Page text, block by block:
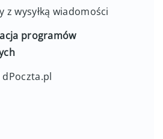
z wysyłką wiadomości
programów